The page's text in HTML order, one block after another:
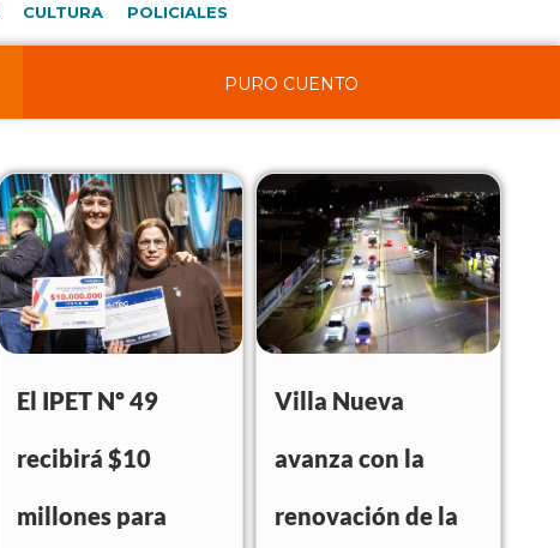
CULTURA POLICIALES
PURO CUENTO
El IPET Nº 49
recibirá $10
millones para
Villa Nueva
avanza con la
renovación de la